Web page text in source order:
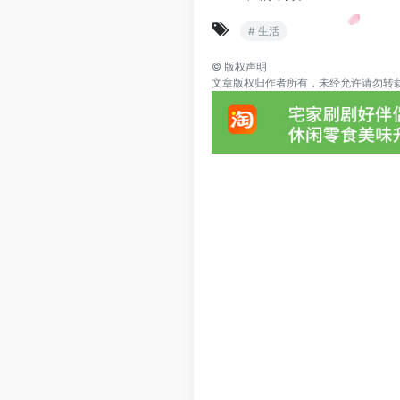
# 生活
© 版权声明
文章版权归作者所有，未经允许请勿转